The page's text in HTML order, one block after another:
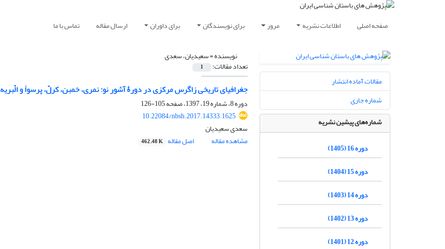
صفحه اصلی اطلاعات نشریه مرور برای نویسندگان برای داوران ارسال مقاله تماس با ما
نویسنده =سعیدیان، سعدی
تعداد مقالات: 1
جغرافیای تاریخی زاگرس مرکزی در دورۀ آشور نو: نمری، خمبن، کرلّ، پرسواَ و الّبریه
دوره 8، شماره 19، 1397، صفحه
105-126
10.22084/nbsh.2017.14333.1625
سعدی سعیدیان
مشاهده مقاله
اصل مقاله 462.48 K
مقالات آماده انتشار
شماره جاری
شماره‌های پیشین نشریه
دوره 16 (1405)
دوره 15 (1404)
دوره 14 (1403)
دوره 13 (1402)
دوره 12 (1401)